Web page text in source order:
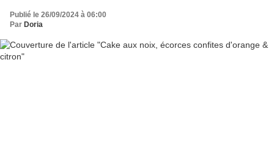
Publié le 26/09/2024 à 06:00
Par Doria